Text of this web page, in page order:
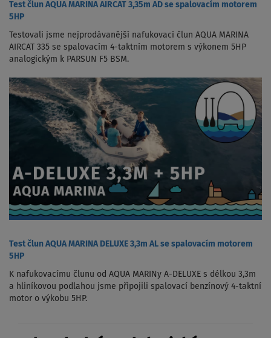
Test člun AQUA MARINA AIRCAT 3,35m AD se spalovacím motorem
5HP
Testovali jsme nejprodávanější nafukovací člun AQUA MARINA
AIRCAT 335 se spalovacím 4-taktním motorem s výkonem 5HP
analogickým k PARSUN F5 BSM.
Test člun AQUA MARINA DELUXE 3,3m AL se spalovacím motorem
5HP
K nafukovacímu člunu od AQUA MARINy A-DELUXE s délkou 3,3m
a hliníkovou podlahou jsme připojili spalovací benzínový 4-taktní
motor o výkobu 5HP.